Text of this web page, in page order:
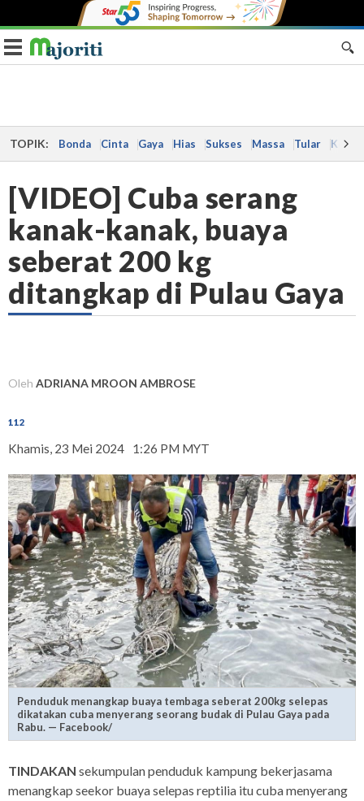
Toggle navigation
TOPIK: Bonda Cinta Gaya Hias Sukses Massa Tular Kes
[VIDEO] Cuba serang
kanak-kanak, buaya
seberat 200 kg
ditangkap di Pulau Gaya
Oleh ADRIANA MROON AMBROSE
112
Khamis, 23 Mei 2024 1:26 PM MYT
Penduduk menangkap buaya tembaga seberat 200kg selepas
dikatakan cuba menyerang seorang budak di Pulau Gaya pada
Rabu. — Facebook/
TINDAKAN sekumpulan penduduk kampung bekerjasama
menangkap seekor buaya selepas reptilia itu cuba menyerang